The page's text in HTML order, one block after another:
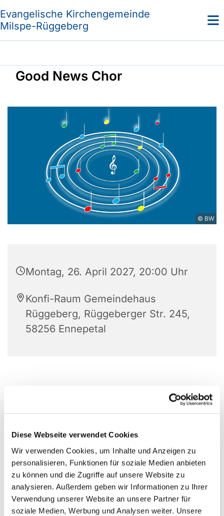
Diese Webseite verwendet Cookies
Wir verwenden Cookies, um Inhalte und Anzeigen zu
personalisieren, Funktionen für soziale Medien anbieten
zu können und die Zugriffe auf unsere Website zu
analysieren. Außerdem geben wir Informationen zu Ihrer
Verwendung unserer Website an unsere Partner für
soziale Medien, Werbung und Analysen weiter. Unsere
Evangelische Kirchengemeinde
Milspe-Rüggeberg
Good News Chor
© BW
Montag, 26. April 2027, 20:00 Uhr
Konfi-Raum Gemeindehaus
Rüggeberg, Rüggeberger Str. 245,
58256 Ennepetal